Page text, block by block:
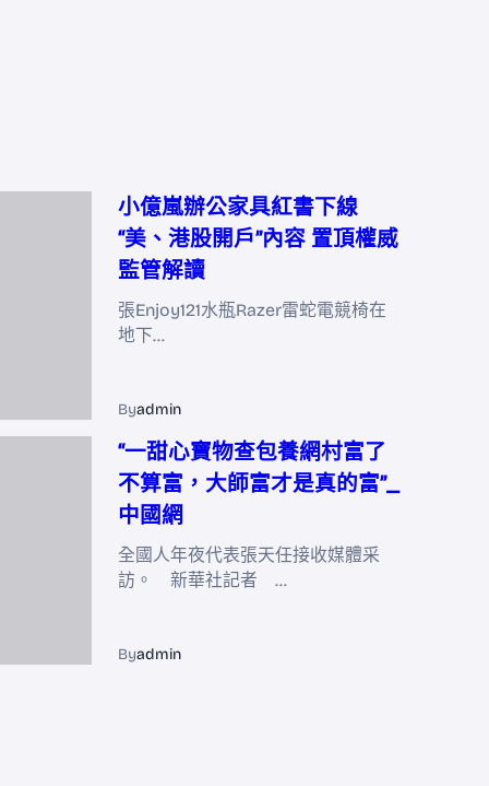
小億嵐辦公家具紅書下線
“美、港股開戶”內容 置頂權威
監管解讀
張Enjoy121水瓶Razer雷蛇電競椅在
地下…
Byadmin
“一甜心寶物查包養網村富了
不算富，大師富才是真的富”_
中國網
全國人年夜代表張天任接收媒體采
訪。 新華社記者 …
Byadmin